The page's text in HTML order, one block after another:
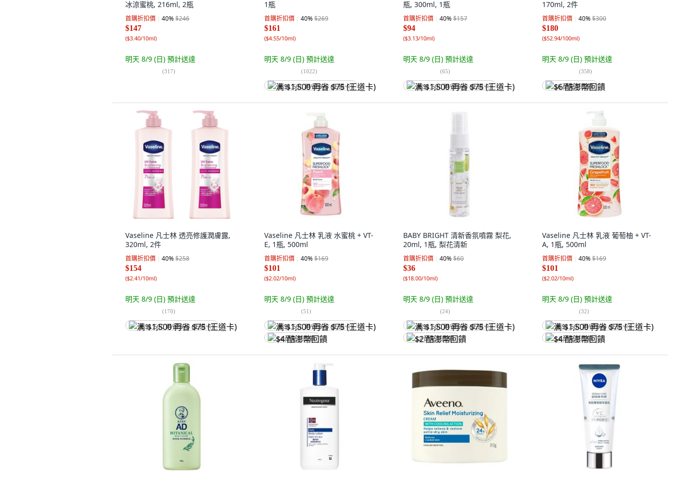
冰涼蜜桃, 216ml, 2瓶
首購折扣價 40%$246
$147
($3.40/10ml)
明天 8/9 (日) 預計送達
(317)
1瓶
首購折扣價 40%$269
$161
($4.55/10ml)
明天 8/9 (日) 預計送達
(1022)
满 $1,500 再省 $75 (王道卡)
瓶, 300ml, 1瓶
首購折扣價 40%$157
$94
($3.13/10ml)
明天 8/9 (日) 預計送達
(65)
满 $1,500 再省 $75 (王道卡)
170ml, 2件
首購折扣價 40%$300
$180
($52.94/100ml)
明天 8/9 (日) 預計送達
(358)
$6 酷澎幣回饋
Vaseline 凡士林 透亮修護潤膚露,
320ml, 2件
首購折扣價 40%$258
$154
($2.41/10ml)
明天 8/9 (日) 預計送達
(170)
满 $1,500 再省 $75 (王道卡)
Vaseline 凡士林 乳液 水蜜桃 + VT-
E, 1瓶, 500ml
首購折扣價 40%$169
$101
($2.02/10ml)
明天 8/9 (日) 預計送達
(51)
满 $1,500 再省 $75 (王道卡)
$4 酷澎幣回饋
BABY BRIGHT 清新香氛噴霧 梨花,
20ml, 1瓶, 梨花清新
首購折扣價 40%$60
$36
($18.00/10ml)
明天 8/9 (日) 預計送達
(24)
满 $1,500 再省 $75 (王道卡)
$2 酷澎幣回饋
Vaseline 凡士林 乳液 葡萄柚 + VT-
A, 1瓶, 500ml
首購折扣價 40%$169
$101
($2.02/10ml)
明天 8/9 (日) 預計送達
(32)
满 $1,500 再省 $75 (王道卡)
$4 酷澎幣回饋